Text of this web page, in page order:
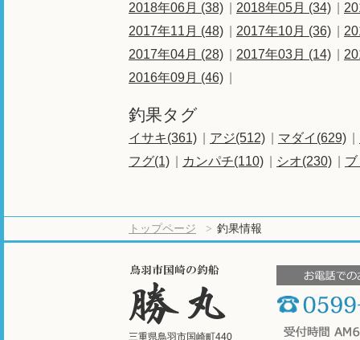
2018年06月 (38)
2018年05月 (34)
2017年11月 (48)
2017年10月 (36)
2017年04月 (28)
2017年03月 (14)
2016年09月 (46)
釣果タグ
イサキ(361) アジ(512) マダイ(629)
フグ(1)
カンパチ(110) シオ(230)
トップページ 釣果情報
三重県鳥羽市国崎町440